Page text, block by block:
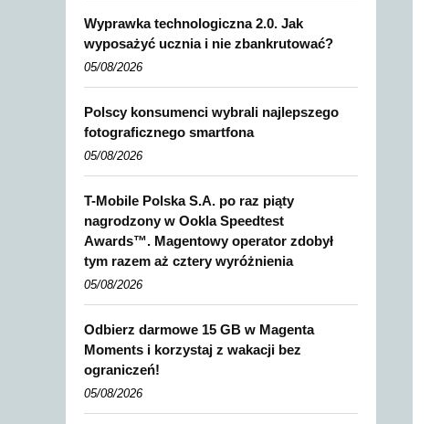
Wyprawka technologiczna 2.0. Jak
wyposażyć ucznia i nie zbankrutować?
05/08/2026
Polscy konsumenci wybrali najlepszego
fotograficznego smartfona
05/08/2026
T-Mobile Polska S.A. po raz piąty
nagrodzony w Ookla Speedtest
Awards™. Magentowy operator zdobył
tym razem aż cztery wyróżnienia
05/08/2026
Odbierz darmowe 15 GB w Magenta
Moments i korzystaj z wakacji bez
ograniczeń!
05/08/2026